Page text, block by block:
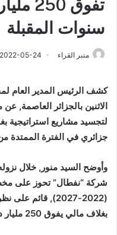
تفوق
سنوات المقبلة
منبر القراء 2022-05-24
كشف الرئيس المدير العام
الاثنين بالجزائر
جزائري في الفترة الممتدة من 2022 الى
وأوضح السيد منور, خلال
شركة “نفطال” تحوز على
(2022-2027), قائم
بغلاف مالي يفوق 250 مليار دينار جزائري.